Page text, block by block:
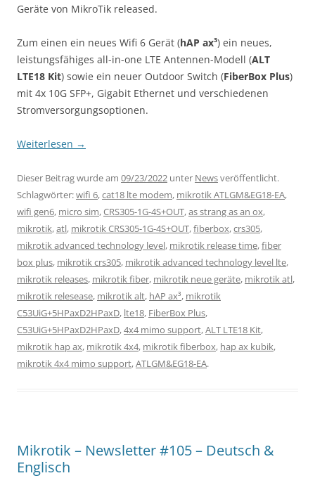
Geräte von MikroTik released.
Zum einen ein neues Wifi 6 Gerät (hAP ax³) ein neues,
leistungsfähiges all-in-one LTE Antennen-Modell (ALT
LTE18 Kit) sowie ein neuer Outdoor Switch (FiberBox Plus)
mit 4x 10G SFP+, Gigabit Ethernet und verschiedenen
Stromversorgungsoptionen.
Weiterlesen →
Dieser Beitrag wurde am 09/23/2022 unter Newsveröffentlicht.
Schlagwörter:wifi 6,cat18 lte modem, mikrotik ATLGM&EG18-EA,
wifi gen6, micro sim,CRS305-1G-4S+OUT,as strang as an ox,
mikrotik,atl, mikrotik CRS305-1G-4S+OUT,fiberbox,crs305,
mikrotik advanced technology level, mikrotik release time,fiber
box plus, mikrotik crs305, mikrotik advanced technology level lte,
mikrotik releases, mikrotik fiber, mikrotik neue geräte, mikrotik atl,
mikrotik relesease, mikrotik alt, hAP ax³, mikrotik
C53UiG+5HPaxD2HPaxD, lte18, FiberBox Plus,
C53UiG+5HPaxD2HPaxD,4x4 mimo support,ALT LTE18 Kit,
mikrotik hap ax, mikrotik 4x4, mikrotik fiberbox, hap ax kubik,
mikrotik 4x4 mimo support,ATLGM&EG18-EA.
Mikrotik – Newsletter #105 – Deutsch &
Englisch